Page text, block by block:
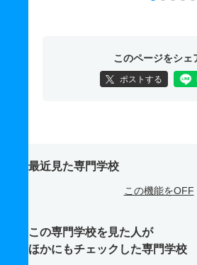
このページをシェ
ポストする
最近見た専門学校
この機能をOFF
この専門学校を見た人が
ほかにもチェックした専門学校